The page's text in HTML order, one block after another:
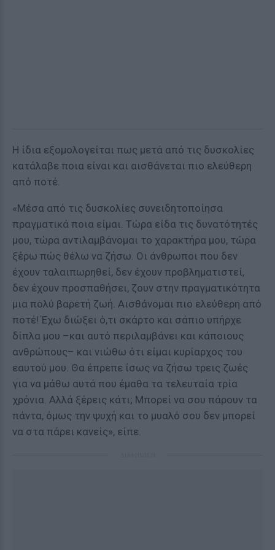
Η ίδια εξομολογείται πως μετά από τις δυσκολίες
κατάλαβε ποια είναι και αισθάνεται πιο ελεύθερη
από ποτέ.
«Μέσα από τις δυσκολίες συνειδητοποίησα
πραγματικά ποια είμαι. Τώρα είδα τις δυνατότητές
μου, τώρα αντιλαμβάνομαι το χαρακτήρα μου, τώρα
ξέρω πώς θέλω να ζήσω. Οι άνθρωποι που δεν
έχουν ταλαιπωρηθεί, δεν έχουν προβληματιστεί,
δεν έχουν προσπαθήσει, ζουν στην πραγματικότητα
μια πολύ βαρετή ζωή. Αισθάνομαι πιο ελεύθερη από
ποτέ! Έχω διώξει ό,τι σκάρτο και σάπιο υπήρχε
δίπλα μου –και αυτό περιλαμβάνει και κάποιους
ανθρώπους– και νιώθω ότι είμαι κυρίαρχος του
εαυτού μου. Θα έπρεπε ίσως να ζήσω τρεις ζωές
για να μάθω αυτά που έμαθα τα τελευταία τρία
χρόνια. Αλλά ξέρεις κάτι; Μπορεί να σου πάρουν τα
πάντα, όμως την ψυχή και το μυαλό σου δεν μπορεί
να στα πάρει κανείς», είπε.